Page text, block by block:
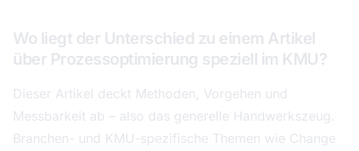
Wo liegt der Unterschied zu einem Artikel
über Prozessoptimierung speziell im KMU?
Dieser Artikel deckt Methoden, Vorgehen und
Messbarkeit ab – also das generelle Handwerkszeug.
Branchen- und KMU-spezifische Themen wie Change